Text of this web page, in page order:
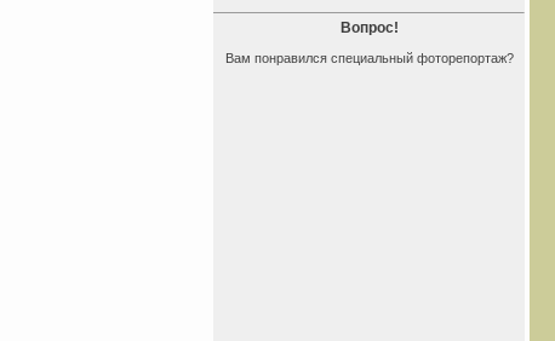
Вопрос!
Вам понравился специальный фоторепортаж?